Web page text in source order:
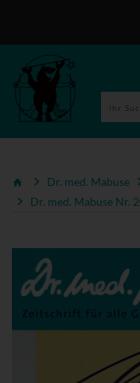
Dr. med. Mabuse
Dr. med. Mabuse Nr.